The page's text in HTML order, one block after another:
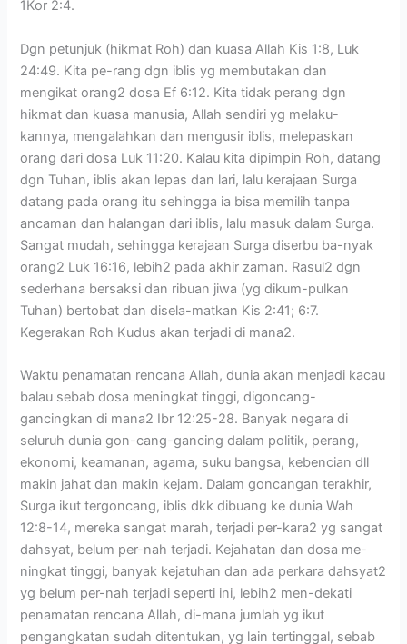
1Kor 2:4.
Dgn petunjuk (hikmat Roh) dan kuasa Allah Kis 1:8, Luk
24:49. Kita pe-rang dgn iblis yg membutakan dan
mengikat orang2 dosa Ef 6:12. Kita tidak perang dgn
hikmat dan kuasa manusia, Allah sendiri yg melaku-
kannya, mengalahkan dan mengusir iblis, melepaskan
orang dari dosa Luk 11:20. Kalau kita dipimpin Roh, datang
dgn Tuhan, iblis akan lepas dan lari, lalu kerajaan Surga
datang pada orang itu sehingga ia bisa memilih tanpa
ancaman dan halangan dari iblis, lalu masuk dalam Surga.
Sangat mudah, sehingga kerajaan Surga diserbu ba-nyak
orang2 Luk 16:16, lebih2 pada akhir zaman. Rasul2 dgn
sederhana bersaksi dan ribuan jiwa (yg dikum-pulkan
Tuhan) bertobat dan disela-matkan Kis 2:41; 6:7.
Kegerakan Roh Kudus akan terjadi di mana2.
Waktu penamatan rencana Allah, dunia akan menjadi kacau
balau sebab dosa meningkat tinggi, digoncang-
gancingkan di mana2 Ibr 12:25-28. Banyak negara di
seluruh dunia gon-cang-gancing dalam politik, perang,
ekonomi, keamanan, agama, suku bangsa, kebencian dll
makin jahat dan makin kejam. Dalam goncangan terakhir,
Surga ikut tergoncang, iblis dkk dibuang ke dunia Wah
12:8-14, mereka sangat marah, terjadi per-kara2 yg sangat
dahsyat, belum per-nah terjadi. Kejahatan dan dosa me-
ningkat tinggi, banyak kejatuhan dan ada perkara dahsyat2
yg belum per-nah terjadi seperti ini, lebih2 men-dekati
penamatan rencana Allah, di-mana jumlah yg ikut
pengangkatan sudah ditentukan, yg lain tertinggal, sebab